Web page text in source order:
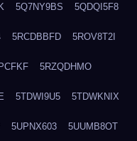
5Q7NY9BS 5QDQI5F8
5RCDBBFD 5ROV8T2I
5RZQDHMO
5TDWI9U5 5TDWKNIX
5UPNX603 5UUMB8OT